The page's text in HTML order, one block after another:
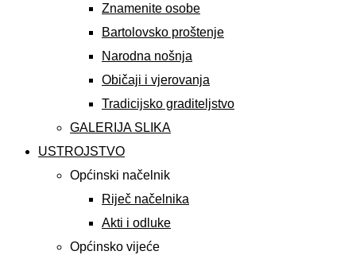
Znamenite osobe
Bartolovsko proštenje
Narodna nošnja
Običaji i vjerovanja
Tradicijsko graditeljstvo
GALERIJA SLIKA
USTROJSTVO
Općinski načelnik
Riječ načelnika
Akti i odluke
Općinsko vijeće